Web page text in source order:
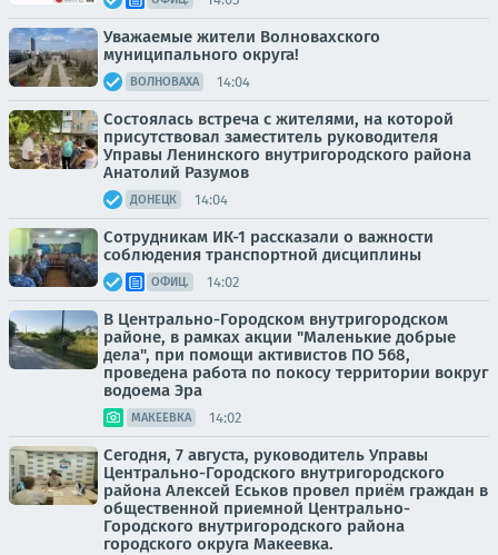
Уважаемые жители Волновахского
муниципального округа!
ВОЛНОВАХА 14:04
Состоялась встреча с жителями, на которой
присутствовал заместитель руководителя
Управы Ленинского внутригородского района
Анатолий Разумов
ДОНЕЦК 14:04
Сотрудникам ИК-1 рассказали о важности
соблюдения транспортной дисциплины
ОФИЦ. 14:02
В Центрально-Городском внутригородском
районе, в рамках акции "Маленькие добрые
дела", при помощи активистов ПО 568,
проведена работа по покосу территории вокруг
водоема Эра
МАКЕЕВКА 14:02
Сегодня, 7 августа, руководитель Управы
Центрально-Городского внутригородского
района Алексей Еськов провел приём граждан в
общественной приемной Центрально-
Городского внутригородского района
городского округа Макеевка.